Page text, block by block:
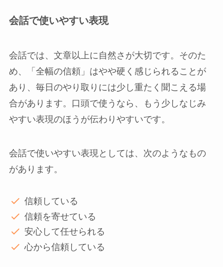
会話で使いやすい表現
会話では、文章以上に自然さが大切です。そのた
め、「全幅の信頼」はやや硬く感じられることが
あり、毎日のやり取りには少し重たく聞こえる場
合があります。口頭で使うなら、もう少しなじみ
やすい表現のほうが伝わりやすいです。
会話で使いやすい表現としては、次のようなもの
があります。
信頼している
信頼を寄せている
安心して任せられる
心から信頼している